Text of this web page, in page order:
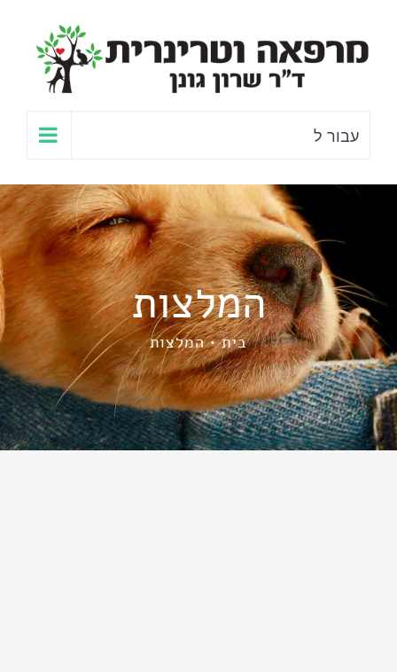
לתוכן
עבור ל
המלצות
בית המלצות